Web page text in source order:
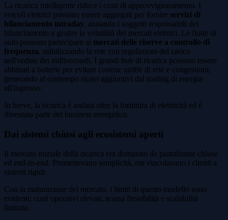
La ricarica intelligente riduce i costi di approvvigionamento. I
veicoli elettrici possono essere aggregati per fornire servizi di
bilanciamento intraday, aiutando i soggetti responsabili del
bilanciamento a gestire la volatilità dei mercati elettrici. Le flotte di
auto possono partecipare ai mercati delle riserve a controllo di
frequenza, stabilizzando la rete con regolazioni del carico
nell'ordine dei millisecondi. I grandi hub di ricarica possono essere
abbinati a batterie per evitare costose tariffe di rete e congestioni,
generando al contempo ricavi aggiuntivi dal trading di energia
all'ingrosso.
In breve, la ricarica è andata oltre la fornitura di elettricità ed è
diventata parte del business energetico.
Dai sistemi chiusi agli ecosistemi aperti
Il mercato iniziale della ricarica era dominato da piattaforme chiuse
ed end-to-end. Promettevano semplicità, ma vincolavano i clienti a
sistemi rigidi.
Con la maturazione del mercato, i limiti di questo modello sono
evidenti: costi operativi elevati, scarsa flessibilità e scalabilità
limitata.